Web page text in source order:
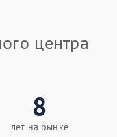
центра
8
лет на рынке